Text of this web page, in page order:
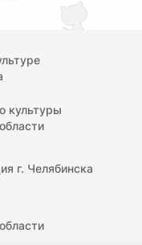
культуры
г. Челябинска